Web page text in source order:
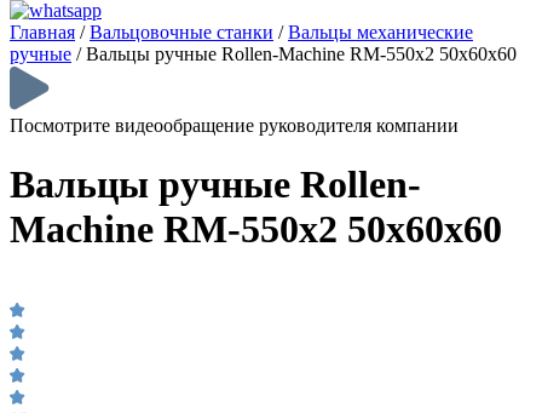
Главная /Вальцовочные станки /Вальцы механические
ручные /Вальцы ручные Rollen-Machine RM-550х2 50х60х60
Посмотрите видеообращение руководителя компании
Вальцы ручные Rollen-
Machine RM-550х2 50х60х60